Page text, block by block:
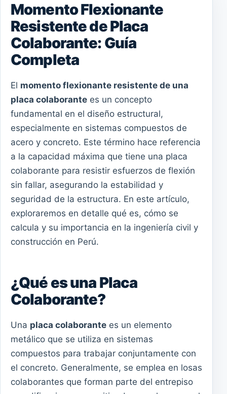
Momento Flexionante
Resistente de Placa
Colaborante: Guía
Completa
El momento flexionante resistente de una
placa colaborante es un concepto
fundamental en el diseño estructural,
especialmente en sistemas compuestos de
acero y concreto. Este término hace referencia
a la capacidad máxima que tiene una placa
colaborante para resistir esfuerzos de flexión
sin fallar, asegurando la estabilidad y
seguridad de la estructura. En este artículo,
exploraremos en detalle qué es, cómo se
calcula y su importancia en la ingeniería civil y
construcción en Perú.
¿Qué es una Placa
Colaborante?
Una placa colaborante es un elemento
metálico que se utiliza en sistemas
compuestos para trabajar conjuntamente con
el concreto. Generalmente, se emplea en losas
colaborantes que forman parte del entrepiso